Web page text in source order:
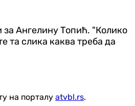
за Ангелину Топић. "Колико
та слика каква треба да
на порталу atvbl.rs.